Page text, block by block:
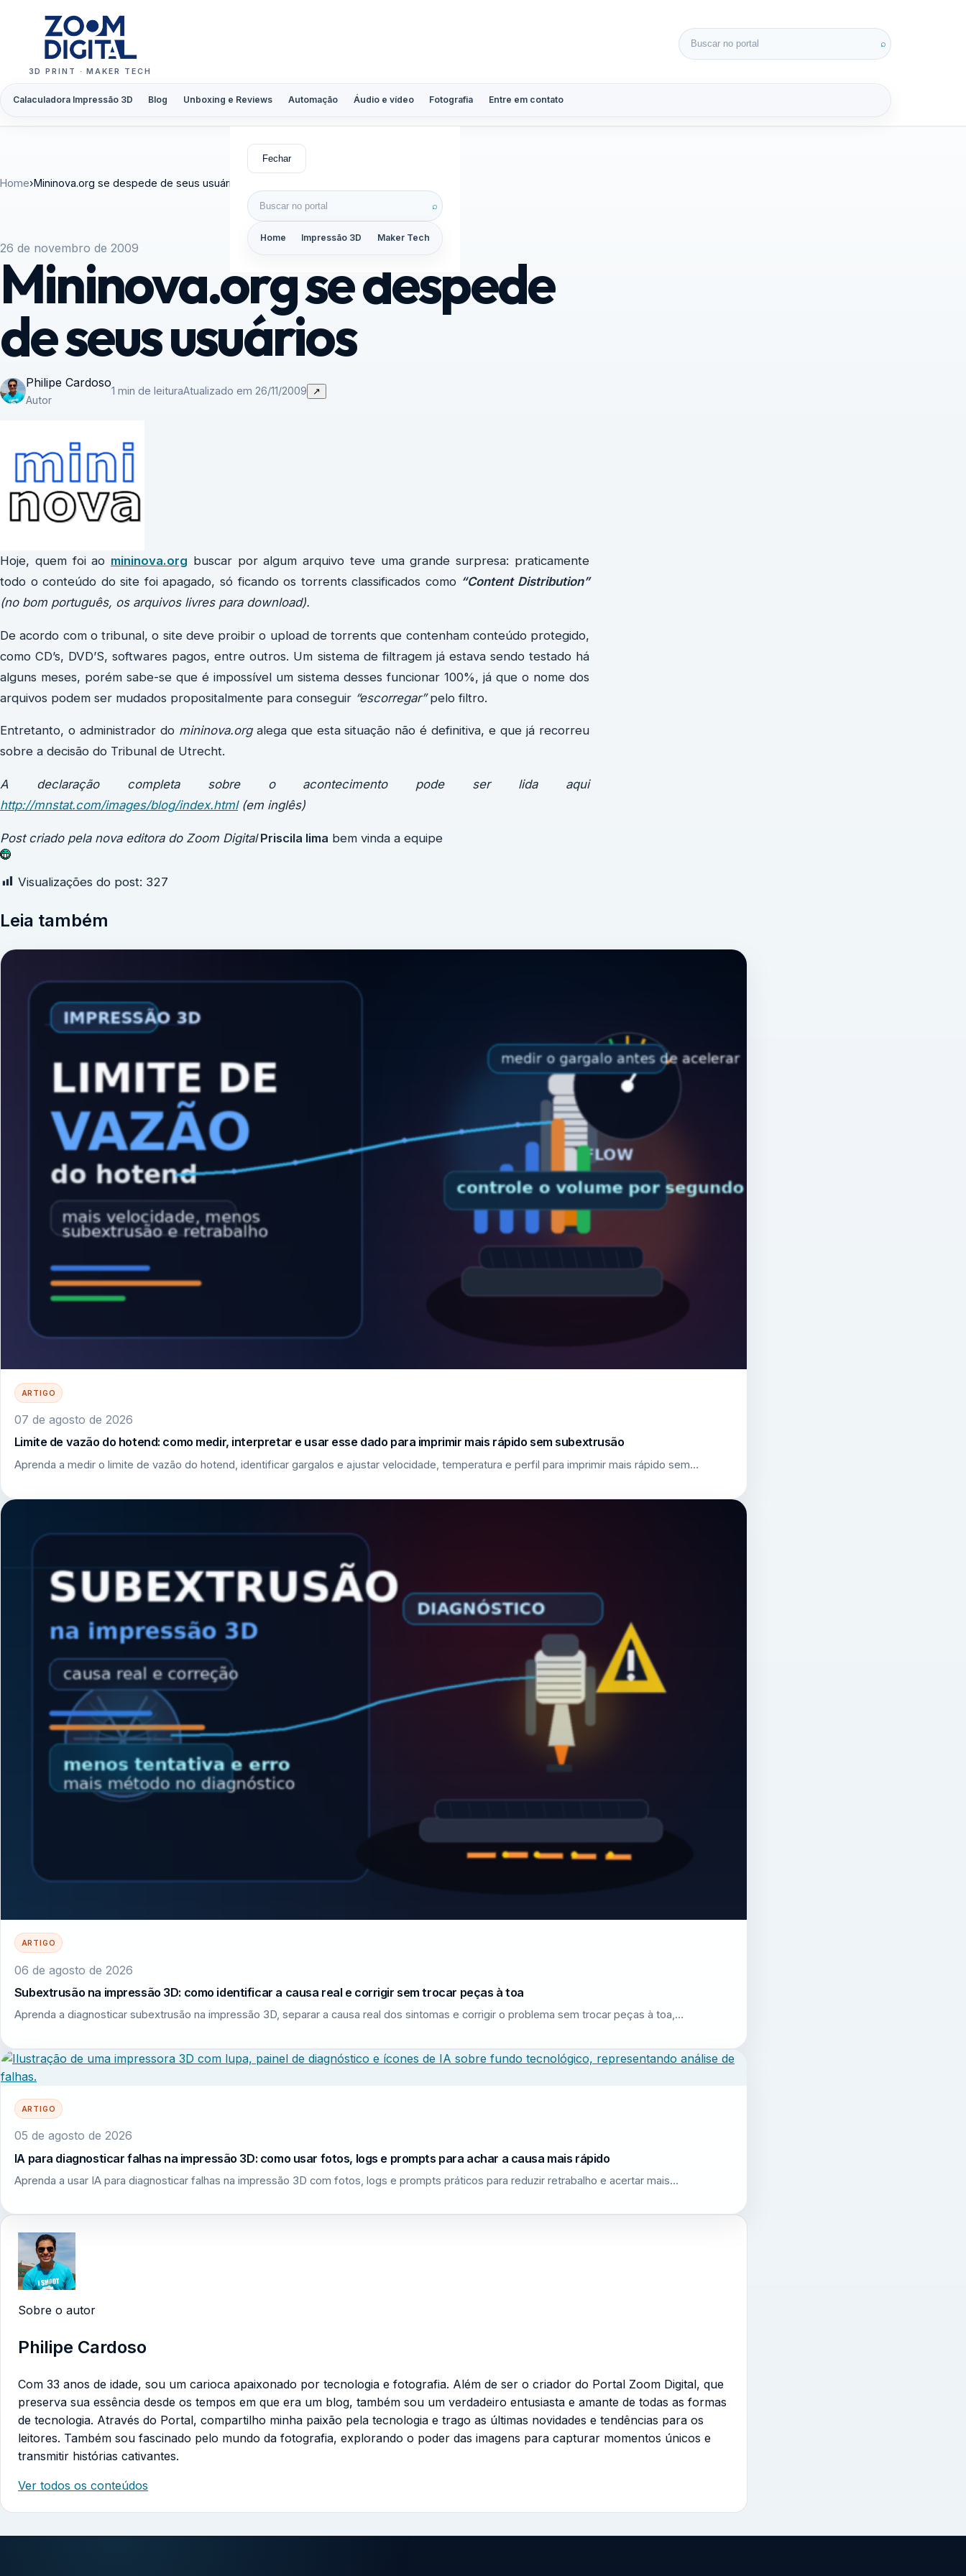
3D PRINT · MAKER TECH
Calaculadora Impressão 3D Blog Unboxing e Reviews Automação Áudio e vídeo Fotografia Entre em contato
Buscar por: ⌕
Fechar
Buscar por: ⌕
Home Impressão 3D Maker Tech
Home›Mininova.org se despede de seus usuários
26 de novembro de 2009
Mininova.org se despede
de seus usuários
Philipe Cardoso
Autor
1 min de leituraAtualizado em 26/11/2009 ↗
Hoje, quem foi ao mininova.org buscar por algum arquivo teve uma grande surpresa: praticamente
todo o conteúdo do site foi apagado, só ficando os torrents classificados como “Content Distribution”
(no bom português, os arquivos livres para download).
De acordo com o tribunal, o site deve proibir o upload de torrents que contenham conteúdo protegido,
como CD’s, DVD’S, softwares pagos, entre outros. Um sistema de filtragem já estava sendo testado há
alguns meses, porém sabe-se que é impossível um sistema desses funcionar 100%, já que o nome dos
arquivos podem ser mudados propositalmente para conseguir “escorregar”pelo filtro.
Entretanto, o administrador do mininova.orgalega que esta situação não é definitiva, e que já recorreu
sobre a decisão do Tribunal de Utrecht.
A declaração completa sobre o acontecimento pode ser lida aqui
http://mnstat.com/images/blog/index.html(em inglês)
Post criado pela nova editora do Zoom DigitalPriscila lima bem vinda a equipe
Visualizações do post: 327
Leia também
ARTIGO
07 de agosto de 2026
Limite de vazão do hotend: como medir, interpretar e usar esse dado para imprimir mais rápido sem subextrusão
Aprenda a medir o limite de vazão do hotend, identificar gargalos e ajustar velocidade, temperatura e perfil para imprimir mais rápido sem…
ARTIGO
06 de agosto de 2026
Subextrusão na impressão 3D: como identificar a causa real e corrigir sem trocar peças à toa
Aprenda a diagnosticar subextrusão na impressão 3D, separar a causa real dos sintomas e corrigir o problema sem trocar peças à toa,…
ARTIGO
05 de agosto de 2026
IA para diagnosticar falhas na impressão 3D: como usar fotos, logs e prompts para achar a causa mais rápido
Aprenda a usar IA para diagnosticar falhas na impressão 3D com fotos, logs e prompts práticos para reduzir retrabalho e acertar mais…
Sobre o autor
Philipe Cardoso
Com 33 anos de idade, sou um carioca apaixonado por tecnologia e fotografia. Além de ser o criador do Portal Zoom Digital, que
preserva sua essência desde os tempos em que era um blog, também sou um verdadeiro entusiasta e amante de todas as formas
de tecnologia. Através do Portal, compartilho minha paixão pela tecnologia e trago as últimas novidades e tendências para os
leitores. Também sou fascinado pelo mundo da fotografia, explorando o poder das imagens para capturar momentos únicos e
transmitir histórias cativantes.
Ver todos os conteúdos